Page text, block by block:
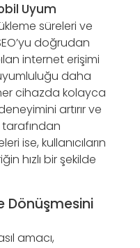
Uyum
süreleri ve
doğrudan
internet erişimi
daha
cihazda kolayca
artırır ve
ise, kullanıcıların
hızlı bir şekilde
Dönüşmesini
amacı,